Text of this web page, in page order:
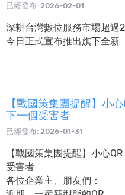
已經發布: 2026-02-01
深耕台灣數位服務市場超過
今日正式宣布推出旗下全新
【戰國策集團提醒】小
下一個受害者
已經發布: 2026-01-31
【戰國策集團提醒】小心
受害者
各位企業主、朋友們：